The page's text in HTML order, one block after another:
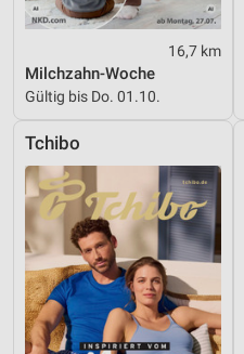
16,7 km
Milchzahn-Woche
Gültig bis Do. 01.10.
Tchibo